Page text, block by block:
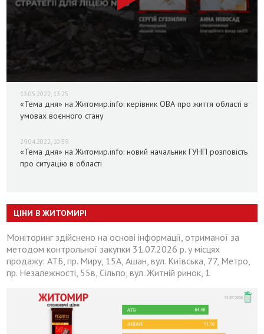
13.05.2022, 13:25
«Тема дня» на Житомир.info: керівник ОВА про життя області в
умовах воєнного стану
29.04.2022, 10:59
«Тема дня» на Житомир.info: новий начальник ГУНП розповість
про ситуацію в області
ЦІНИ В ЖИТОМИРІ
Моніторинг здійснено на основі інформації, отриманої за
методом контрольної закупки 31.07.2026 р. у місцях
продажу: АТБ, пр. Миру, 15А, Ашан, вул. Київська, 77, Метро,
пр. Незалежності, 55в, Сільпо, вул. Житній ринок, 1